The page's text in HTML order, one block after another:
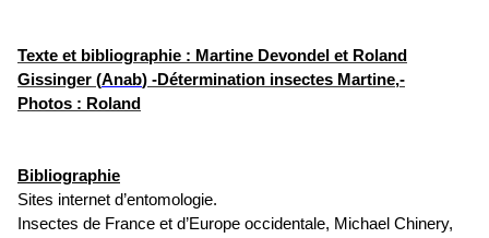
Texte et bibliographie : Martine Devondel et Roland
Gissinger (Anab) -Détermination insectes Martine,-
Photos : Roland
Bibliographie
Sites internet d’entomologie.
Insectes de France et d’Europe occidentale, Michael Chinery,